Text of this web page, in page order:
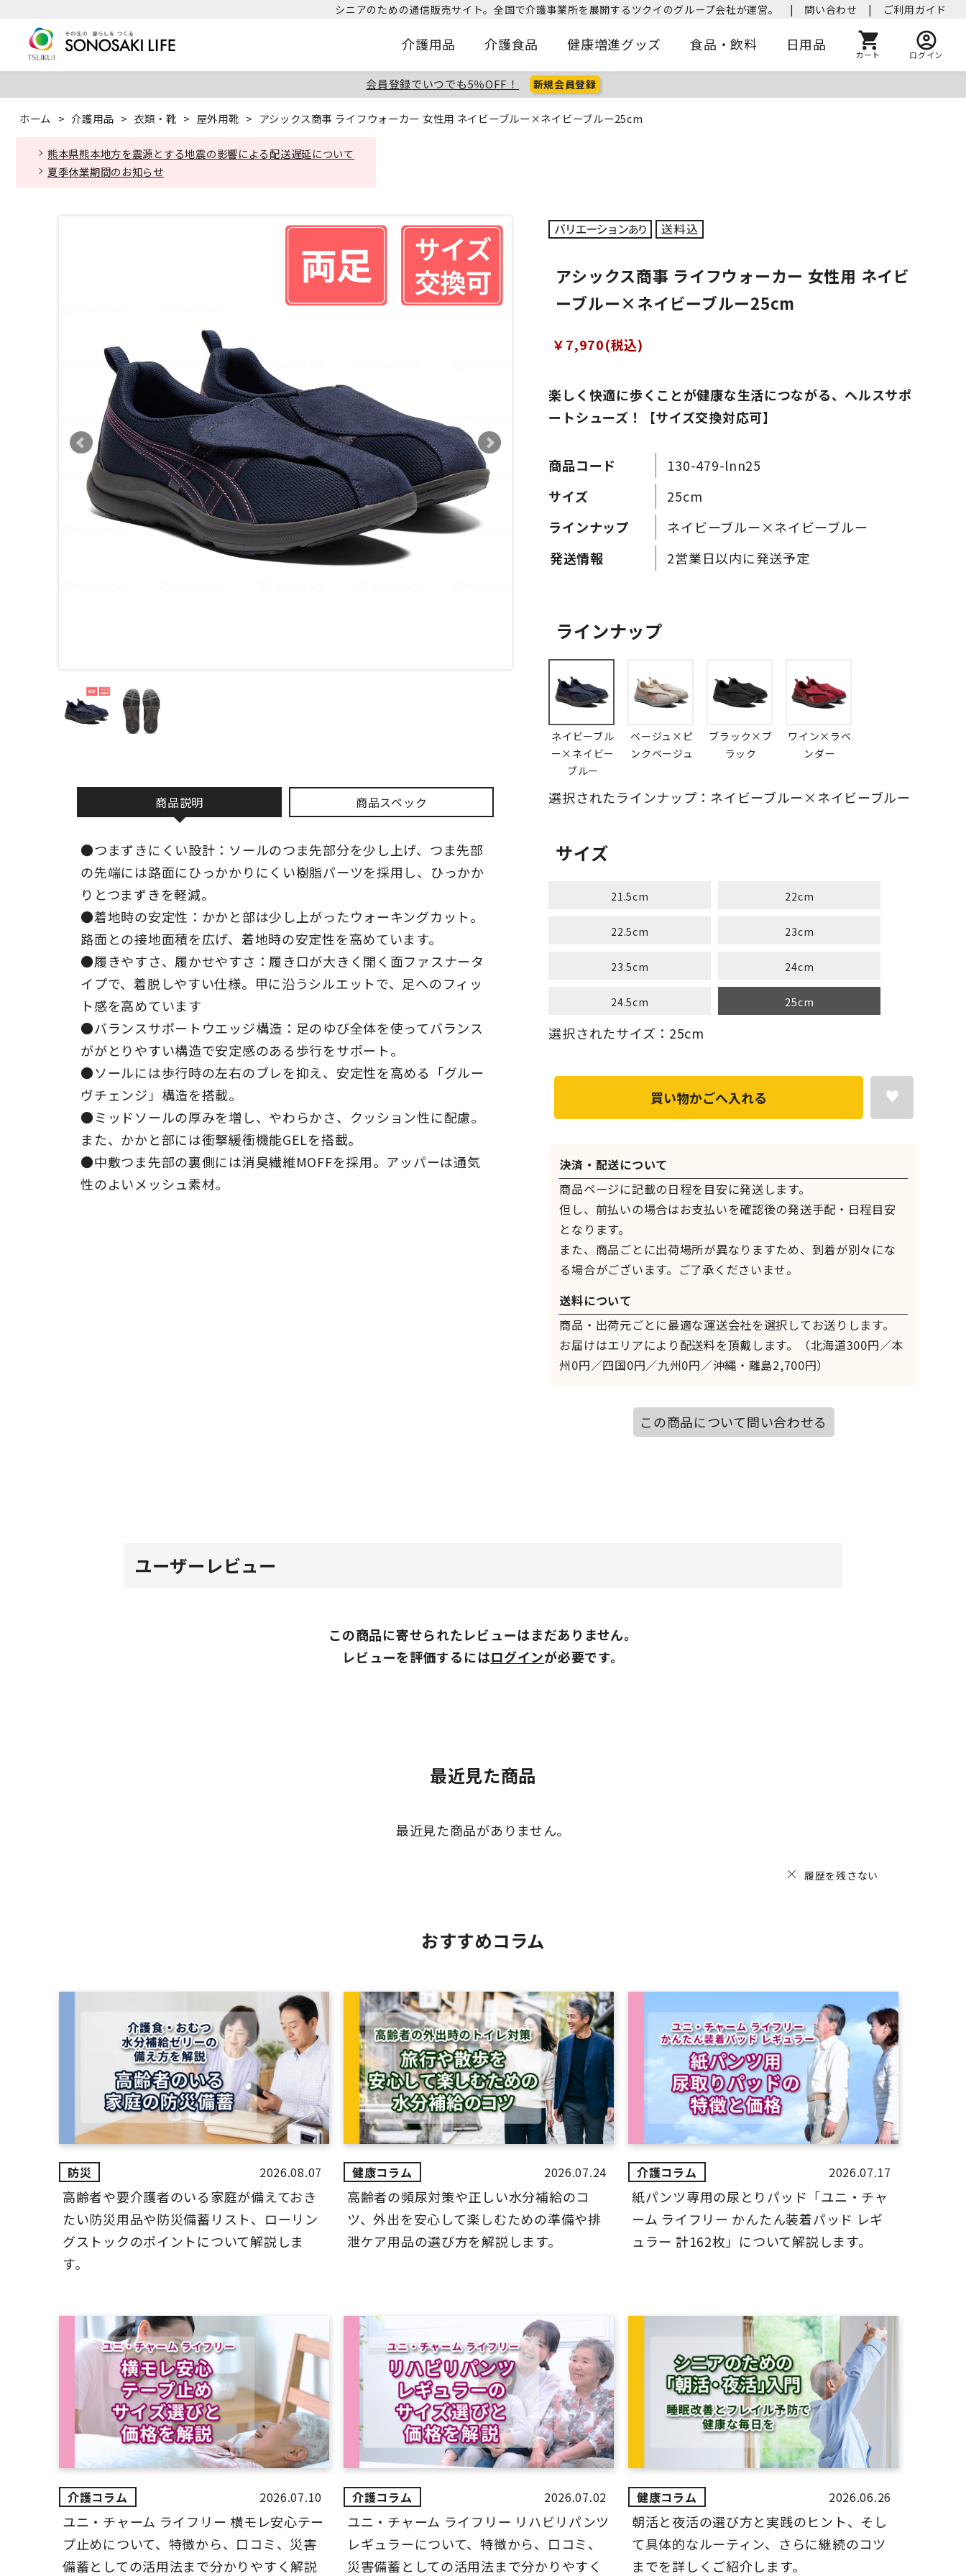
シニアのための通信販売サイト。全国で介護事業所を展開するツクイのグループ会社が運営。 | 問い合わせ | ご利用ガイド
介護用品 介護食品 健康増進グッズ 食品・飲料 日用品
カート ログイン
会員登録でいつでも5％OFF！ 新規会員登録
ホーム > 介護用品 > 衣類・靴 > 屋外用靴 > アシックス商事 ライフウォーカー 女性用 ネイビーブルー×ネイビーブルー25cm
熊本県熊本地方を震源とする地震の影響による配送遅延について
夏季休業期間のお知らせ
商品説明 商品スペック
●つまずきにくい設計：ソールのつま先部分を少し上げ、つま先部
の先端には路面にひっかかりにくい樹脂パーツを採用し、ひっかか
りとつまずきを軽減。
●着地時の安定性：かかと部は少し上がったウォーキングカット。
路面との接地面積を広げ、着地時の安定性を高めています。
●履きやすさ、履かせやすさ：履き口が大きく開く面ファスナータ
イプで、着脱しやすい仕様。甲に沿うシルエットで、足へのフィッ
ト感を高めています
●バランスサポートウエッジ構造：足のゆび全体を使ってバランス
ががとりやすい構造で安定感のある歩行をサポート。
●ソールには歩行時の左右のブレを抑え、安定性を高める「グルー
ヴチェンジ」構造を搭載。
●ミッドソールの厚みを増し、やわらかさ、クッション性に配慮。
また、かかと部には衝撃緩衝機能GELを搭載。
●中敷つま先部の裏側には消臭繊維MOFFを採用。アッパーは通気
性のよいメッシュ素材。
楽しく快適に歩くことが健康な生活につながる、ヘルスサポ
ートシューズ！【サイズ交換対応可】
アシックス商事 ライフウォーカー 女性用 ネイビ
ーブルー×ネイビーブルー25cm
￥7,970(税込)
商品コード
130-479-lnn25
サイズ
25cm
ラインナップ
ネイビーブルー×ネイビーブルー
2営業日以内に発送予定
ラインナップ
ネイビーブル
ー×ネイビー
ブルー
ベージュ×ピ
ンクベージュ
ブラック×ブ
ラック
ワイン×ラベ
ンダー
選択されたラインナップ：ネイビーブルー×ネイビーブルー
サイズ
21.5cm 22cm
22.5cm 23cm
23.5cm 24cm
24.5cm 25cm
選択されたサイズ：25cm
決済・配送について
商品ページに記載の日程を目安に発送します。
但し、前払いの場合はお支払いを確認後の発送手配・日程目安
となります。
また、商品ごとに出荷場所が異なりますため、到着が別々にな
る場合がございます。ご了承くださいませ。
送料について
商品・出荷元ごとに最適な運送会社を選択してお送りします。
お届けはエリアにより配送料を頂戴します。（北海道300円／本
州0円／四国0円／九州0円／沖縄・離島2,700円）
買い物かごへ入れる
この商品について問い合わせる
ユーザーレビュー
この商品に寄せられたレビューはまだありません。
レビューを評価するにはログインが必要です。
最近見た商品
最近見た商品がありません。
履歴を残さない
おすすめコラム
2026.08.07
高齢者や要介護者のいる家庭が備えておき
たい防災用品や防災備蓄リスト、ローリン
グストックのポイントについて解説しま
す。
2026.07.24
高齢者の頻尿対策や正しい水分補給のコ
ツ、外出を安心して楽しむための準備や排
泄ケア用品の選び方を解説します。
2026.07.17
紙パンツ専用の尿とりパッド「ユニ・チャ
ーム ライフリー かんたん装着パッド レギ
ュラー 計162枚」について解説します。
2026.07.10
ユニ・チャーム ライフリー 横モレ安心テー
プ止めについて、特徴から、口コミ、災害
備蓄としての活用法まで分かりやすく解説
2026.07.02
ユニ・チャーム ライフリー リハビリパンツ
レギュラーについて、特徴から、口コミ、
災害備蓄としての活用法まで分かりやすく
2026.06.26
朝活と夜活の選び方と実践のヒント、そし
て具体的なルーティン、さらに継続のコツ
までを詳しくご紹介します。